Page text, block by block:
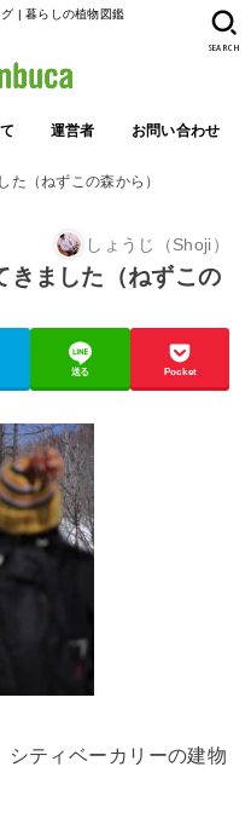
| 暮らしの植物図鑑
運営者 お問い合わせ
SEARCH
た（ねずこの森から）
しょうじ（Shoji）
きました（ねずこの
送る Pocket
シティベーカリーの建物